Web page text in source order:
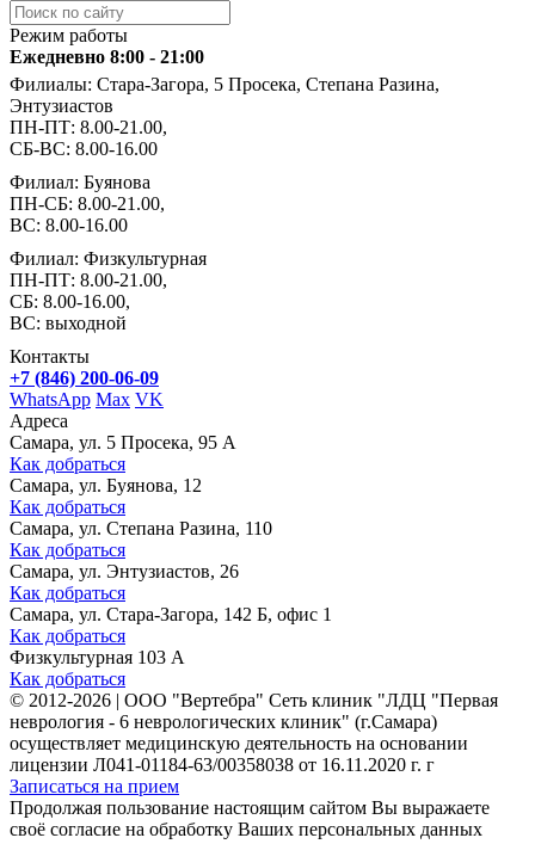
Режим работы
Ежедневно 8:00 - 21:00
Филиалы: Стара-Загора, 5 Просека, Степана Разина,
Энтузиастов
ПН-ПТ: 8.00-21.00,
СБ-ВС: 8.00-16.00
Филиал: Буянова
ПН-СБ: 8.00-21.00,
ВС: 8.00-16.00
Филиал: Физкультурная
ПН-ПТ: 8.00-21.00,
СБ: 8.00-16.00,
ВС: выходной
Контакты
+7 (846) 200-06-09
WhatsApp Max VK
Адреса
Самара, ул. 5 Просека, 95 А
Как добраться
Самара, ул. Буянова, 12
Как добраться
Самара, ул. Степана Разина, 110
Как добраться
Самара, ул. Энтузиастов, 26
Как добраться
Самара, ул. Стара-Загора, 142 Б, офис 1
Как добраться
Физкультурная 103 А
Как добраться
© 2012-2026 | ООО "Вертебра" Сеть клиник "ЛДЦ "Первая
неврология - 6 неврологических клиник" (г.Самара)
осуществляет медицинскую деятельность на основании
лицензии Л041-01184-63/00358038 от 16.11.2020 г. г
Записаться на прием
Продолжая пользование настоящим сайтом Вы выражаете
своё согласие на обработку Ваших персональных данных